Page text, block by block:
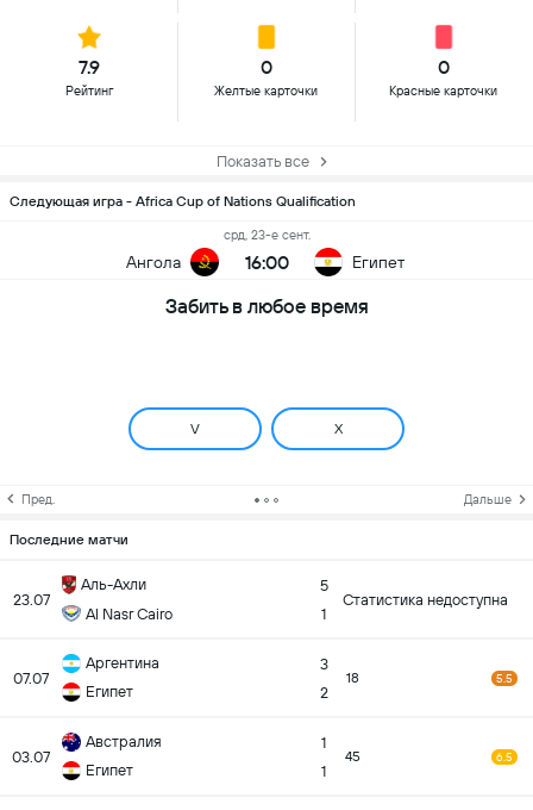
7.9
Рейтинг
0
Желтые карточки
0
Красные карточки
Показать все
Следующая игра - Africa Cup of Nations Qualification
Ангола
срд, 23-е сент.
16:00 Египет
Забить в любое время
V X
Пред. Дальше
Последние матчи
23.07
Аль-Ахли
Al Nasr Cairo
5
1
Статистика недоступна
07.07
Аргентина
Египет
3
2
18 5.5
03.07
Австралия
Египет
1
1
45 6.5